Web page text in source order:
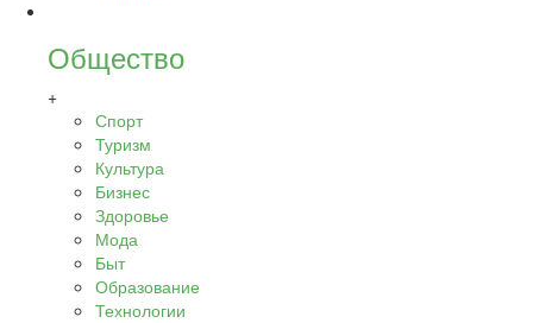
Общество
+
Спорт
Туризм
Культура
Бизнес
Здоровье
Мода
Быт
Образование
Технологии